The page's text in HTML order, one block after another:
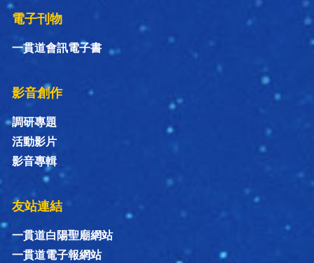
電子刊物
一貫道會訊電子書
影音創作
調研專題
活動影片
影音專輯
友站連結
一貫道白陽聖廟網站
一貫道電子報網站